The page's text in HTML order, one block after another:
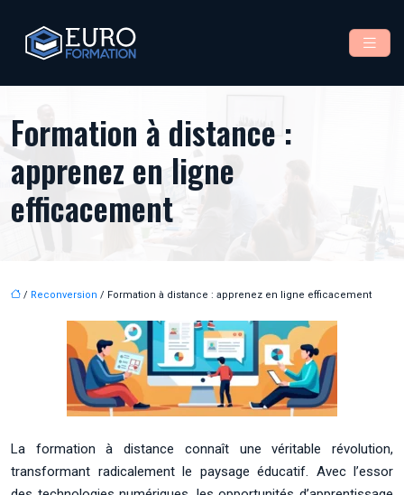
Formation à distance :
apprenez en ligne
efficacement
/ Reconversion / Formation à distance : apprenez en ligne efficacement
La formation à distance connaît une véritable révolution,
transformant radicalement le paysage éducatif. Avec l’essor